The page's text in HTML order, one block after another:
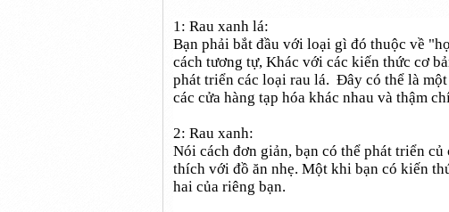
1: Rau xanh lá:
Bạn phải bắt đầu với loại gì đó thuộc về
cách tương tự, Khác với các kiến thức cơ
phát triển các loại rau lá. Đây có thể là
các cửa hàng tạp hóa khác nhau và thậm
2: Rau xanh:
Nói cách đơn giản, bạn có thể phát triển
thích với đồ ăn nhẹ. Một khi bạn có kiến
hai của riêng bạn.